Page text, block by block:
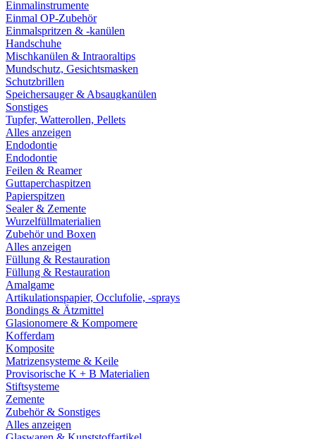
Einmalinstrumente
Einmal OP-Zubehör
Einmalspritzen & -kanülen
Handschuhe
Mischkanülen & Intraoraltips
Mundschutz, Gesichtsmasken
Schutzbrillen
Speichersauger & Absaugkanülen
Sonstiges
Tupfer, Watterollen, Pellets
Alles anzeigen
Endodontie
Endodontie
Feilen & Reamer
Guttaperchaspitzen
Papierspitzen
Sealer & Zemente
Wurzelfüllmaterialien
Zubehör und Boxen
Alles anzeigen
Füllung & Restauration
Füllung & Restauration
Amalgame
Artikulationspapier, Occlufolie, -sprays
Bondings & Ätzmittel
Glasionomere & Kompomere
Kofferdam
Komposite
Matrizensysteme & Keile
Provisorische K + B Materialien
Stiftsysteme
Zemente
Zubehör & Sonstiges
Alles anzeigen